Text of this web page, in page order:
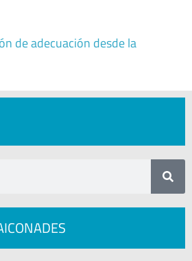
de adecuación desde la